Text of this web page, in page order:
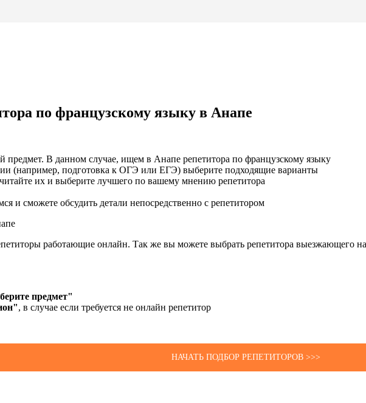
по французскому языку в Анапе
В данном случае, ищем в Анапе репетитора по французскому языку
(например, подготовка к ОГЭ или ЕГЭ) выберите подходящие варианты
их и выберите лучшего по вашему мнению репетитора
и сможете обсудить детали непосредственно с репетитором
работающие онлайн. Так же вы можете выбрать репетитора выезжающего
предмет"
, в случае если требуется не онлайн репетитор
НАЧАТЬ ПОДБОР РЕПЕТИТОРОВ >>>